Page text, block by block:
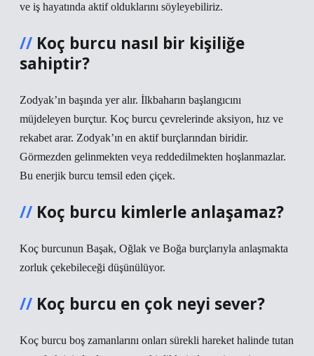
ve iş hayatında aktif olduklarını söyleyebiliriz.
Koç burcu nasıl bir kişiliğe
sahiptir?
Zodyak’ın başında yer alır. İlkbaharın başlangıcını
müjdeleyen burçtur. Koç burcu çevrelerinde aksiyon, hız ve
rekabet arar. Zodyak’ın en aktif burçlarından biridir.
Görmezden gelinmekten veya reddedilmekten hoşlanmazlar.
Bu enerjik burcu temsil eden çiçek.
Koç burcu kimlerle anlaşamaz?
Koç burcunun Başak, Oğlak ve Boğa burçlarıyla anlaşmakta
zorluk çekebileceği düşünülüyor.
Koç burcu en çok neyi sever?
Koç burcu boş zamanlarını onları sürekli hareket halinde tutan